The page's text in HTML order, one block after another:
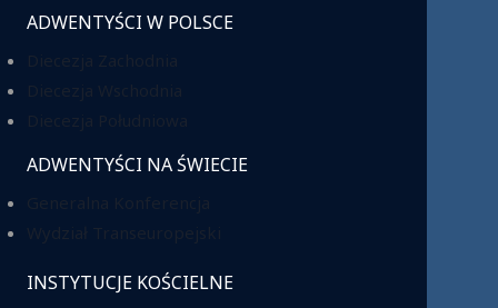
ADWENTYŚCI W POLSCE
ADWENTYŚCI NA ŚWIECIE
INSTYTUCJE KOŚCIELNE